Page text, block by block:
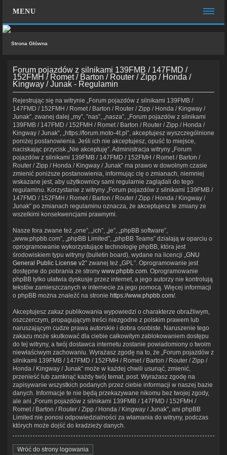
MENU
Zespół administracyjny
FAQ
MOTO CHAT
ZALOGUJ SIĘ
ZAREJESTRUJ SIĘ
KONTAKT Z NAMI
Strona Główna
Forum pojazdów z silnikami 139FMB / 147FMD /
152FMH / Romet / Barton / Router / Zipp / Honda /
Kingway / Junak - Regulamin
Rejestrując się na witrynie „Forum pojazdów z silnikami 139FMB /
147FMD / 152FMH / Romet / Barton / Router / Zipp / Honda / Kingway /
Junak”, zwanej dalej „my”, ”nas”, „nasza”, „Forum pojazdów z silnikami
139FMB / 147FMD / 152FMH / Romet / Barton / Router / Zipp / Honda /
Kingway / Junak”, „https://forum.moto-4t.pl”, akceptujesz wyszczególnione
poniżej postanowienia. Jeśli ich nie akceptujesz, opuść to miejsce,
naciskając przycisk „Nie akceptuję”. Administracja witryny „Forum
pojazdów z silnikami 139FMB / 147FMD / 152FMH / Romet / Barton /
Router / Zipp / Honda / Kingway / Junak” ma prawo w dowolnym czasie
zmienić poniższe postanowienia, informując cię o zmianach, niemniej
wskazane jest, aby użytkownicy sami regularnie zaglądali do tego
regulaminu. Korzystanie z witryny „Forum pojazdów z silnikami 139FMB /
147FMD / 152FMH / Romet / Barton / Router / Zipp / Honda / Kingway /
Junak” po zmianach regulaminu oznacza, że akceptujesz te zmiany ze
wszelkimi konsekwencjami prawnymi.
Nasze fora zwane też „one”, „ich”, „je”, „phpBB software”,
„www.phpbb.com”, „phpBB Limited”, „phpBB Teams” działają w oparciu o
oprogramowanie wykorzystujące technologię phpBB, która jest
środowiskiem typu witryny (bulletin board), wydane na licencji „GNU
General Public License v2” zwanej też „GPL”. Oprogramowanie jest
dostępne do pobrania ze strony www.phpbb.com. Oprogramowanie
phpBB tylko ułatwia dyskusje przez internet, a jego autorzy nie kontrolują
tekstów zamieszczanych w internecie za jego pomocą. Więcej informacji
o phpBB można znaleźć na stronie https://www.phpbb.com/.
Akceptujesz zakaz publikowania wypowiedzi o charakterze obraźliwym,
oszczerczym, propagującym treści niezgodne z polskim prawem lub
naruszającym cudze prawa autorskie i dobra osobiste. Naruszenie tego
zakazu może skutkować dla ciebie całkowitym zablokowaniem dostępu
do tej witryny, a twój dostawca internetu zostanie powiadomiony o twoim
niewłaściwym zachowaniu. Wyrażasz zgodę na to, że „Forum pojazdów z
silnikami 139FMB / 147FMD / 152FMH / Romet / Barton / Router / Zipp /
Honda / Kingway / Junak” może w każdej chwili usunąć, zmienić,
przenieść lub zamknąć każdy twój temat, post. Wyrażasz zgodę na
zapisywanie wszystkich podanych przez ciebie informacji w naszej bazie
danych. Informacje te nie będą przekazywane nikomu bez twojej zgody,
ale ani „Forum pojazdów z silnikami 139FMB / 147FMD / 152FMH /
Romet / Barton / Router / Zipp / Honda / Kingway / Junak”, ani phpBB
Limited nie ponosi odpowiedzialności za włamania do witryny, podczas
których może dojść do kradzieży danych.
Wróć do strony logowania